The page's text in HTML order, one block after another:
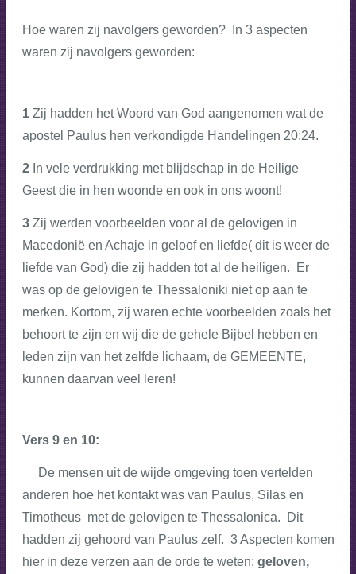
Hoe waren zij navolgers geworden? In 3 aspecten
waren zij navolgers geworden:
1Zij hadden het Woord van God aangenomen wat de
apostel Paulus hen verkondigde Handelingen 20:24.
2In vele verdrukking met blijdschap in de Heilige
Geest die in hen woonde en ook in ons woont!
3 Zij werden voorbeelden voor al de gelovigen in
Macedonië en Achaje in geloof en liefde( dit is weer de
liefde van God) die zij hadden tot al de heiligen. Er
was op de gelovigen te Thessaloniki niet op aan te
merken. Kortom, zij waren echte voorbeelden zoals het
behoort te zijn en wij die de gehele Bijbel hebben en
leden zijn van het zelfde lichaam, de GEMEENTE,
kunnen daarvan veel leren!
Vers 9 en 10:
De mensen uit de wijde omgeving toen vertelden
anderen hoe het kontakt was van Paulus, Silas en
Timotheus met de gelovigen te Thessalonica. Dit
hadden zij gehoord van Paulus zelf. 3 Aspecten komen
hier in deze verzen aan de orde te weten: geloven,